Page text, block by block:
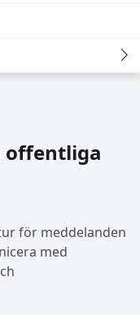
offentliga
för meddelanden
med